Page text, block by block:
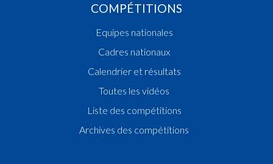
COMPÉTITIONS
Equipes nationales
Cadres nationaux
Calendrier et résultats
Toutes les vidéos
Liste des compétitions
Archives des compétitions